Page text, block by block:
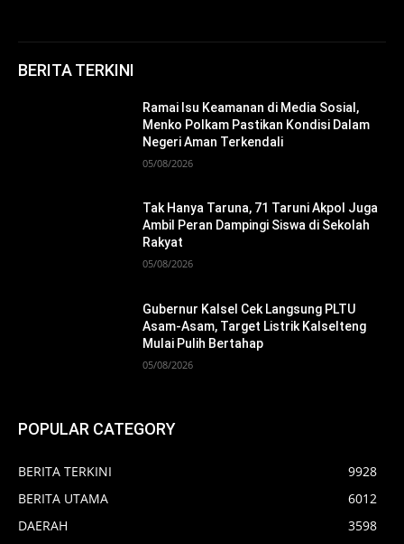
BERITA TERKINI
Ramai Isu Keamanan di Media Sosial,
Menko Polkam Pastikan Kondisi Dalam
Negeri Aman Terkendali
05/08/2026
Tak Hanya Taruna, 71 Taruni Akpol Juga
Ambil Peran Dampingi Siswa di Sekolah
Rakyat
05/08/2026
Gubernur Kalsel Cek Langsung PLTU
Asam-Asam, Target Listrik Kalselteng
Mulai Pulih Bertahap
05/08/2026
POPULAR CATEGORY
BERITA TERKINI
9928
BERITA UTAMA
6012
DAERAH
3598